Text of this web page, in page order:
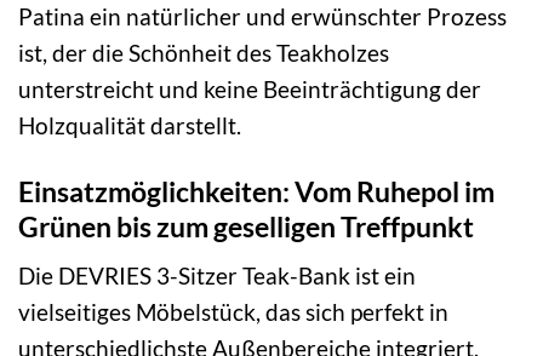
Patina ein natürlicher und erwünschter Prozess
ist, der die Schönheit des Teakholzes
unterstreicht und keine Beeinträchtigung der
Holzqualität darstellt.
Einsatzmöglichkeiten: Vom Ruhepol im
Grünen bis zum geselligen Treffpunkt
Die DEVRIES 3-Sitzer Teak-Bank ist ein
vielseitiges Möbelstück, das sich perfekt in
unterschiedlichste Außenbereiche integriert.